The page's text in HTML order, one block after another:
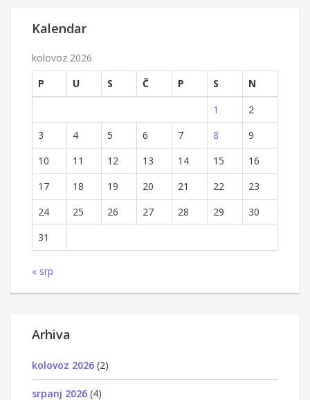
Kalendar
kolovoz 2026
P
U S Č P S
N
1
2
3
4 5 6 7 8
9
10
11 12 13 14 15
16
17
18 19 20 21 22
23
24
25 26 27 28 29
30
31
« srp
Arhiva
kolovoz 2026 (2)
srpanj 2026 (4)